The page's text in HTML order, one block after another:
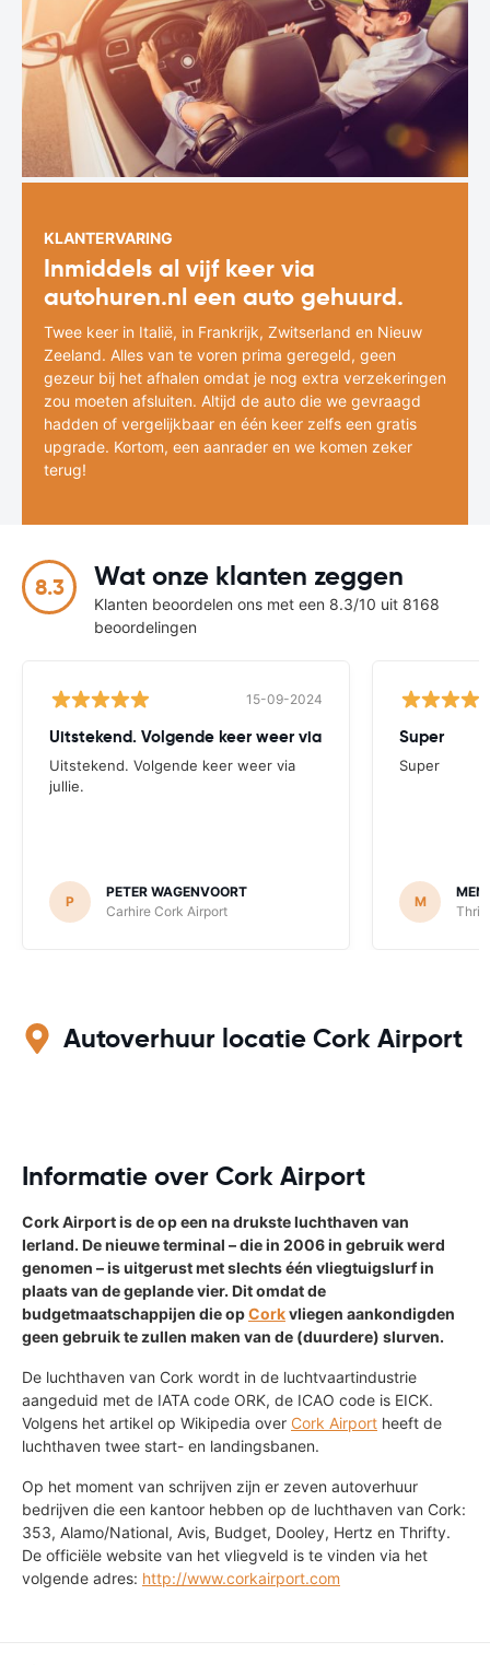
KLANTERVARING
Inmiddels al vijf keer via
autohuren.nl een auto gehuurd.
Twee keer in Italië, in Frankrijk, Zwitserland en Nieuw
Zeeland. Alles van te voren prima geregeld, geen
gezeur bij het afhalen omdat je nog extra verzekeringen
zou moeten afsluiten. Altijd de auto die we gevraagd
hadden of vergelijkbaar en één keer zelfs een gratis
upgrade. Kortom, een aanrader en we komen zeker
terug!
8.3 Wat onze klanten zeggen
Klanten beoordelen ons met een 8.3/10 uit 8168
beoordelingen
15-09-2024
Uitstekend. Volgende keer weer via
Uitstekend. Volgende keer weer via
jullie.
P
PETER WAGENVOORT
Carhire Cork Airport
Super
Super
M
Autoverhuur locatie Cork Airport
Informatie over Cork Airport
Cork Airport is de op een na drukste luchthaven van
Ierland. De nieuwe terminal – die in 2006 in gebruik werd
genomen – is uitgerust met slechts één vliegtuigslurf in
plaats van de geplande vier. Dit omdat de
budgetmaatschappijen die opCorkvliegen aankondigden
geen gebruik te zullen maken van de (duurdere) slurven.
De luchthaven van Cork wordt in de luchtvaartindustrie
aangeduid met de IATA code ORK, de ICAO code is EICK.
Volgens het artikel op Wikipedia over Cork Airport heeft de
luchthaven twee start- en landingsbanen.
Op het moment van schrijven zijn er zeven autoverhuur
bedrijven die een kantoor hebben op de luchthaven van Cork:
353, Alamo/National, Avis, Budget, Dooley, Hertz en Thrifty.
De officiële website van het vliegveld is te vinden via het
volgende adres: http://www.corkairport.com